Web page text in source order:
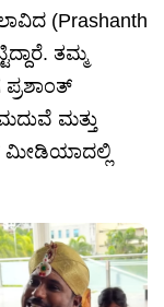
(Prashanth
ತಮ್ಮ
ಮತ್ತು
ಮೀಡಿಯಾದಲ್ಲಿ